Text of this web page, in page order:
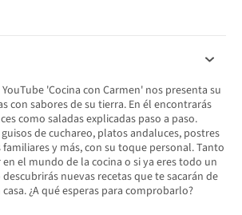
'Cocina con Carmen' nos presenta su
con sabores de su tierra. En él encontrarás
como saladas explicadas paso a paso.
de cuchareo, platos andaluces, postres
y más, con su toque personal. Tanto
en el mundo de la cocina o si ya eres todo un
nuevas recetas que te sacarán de
¿A qué esperas para comprobarlo?